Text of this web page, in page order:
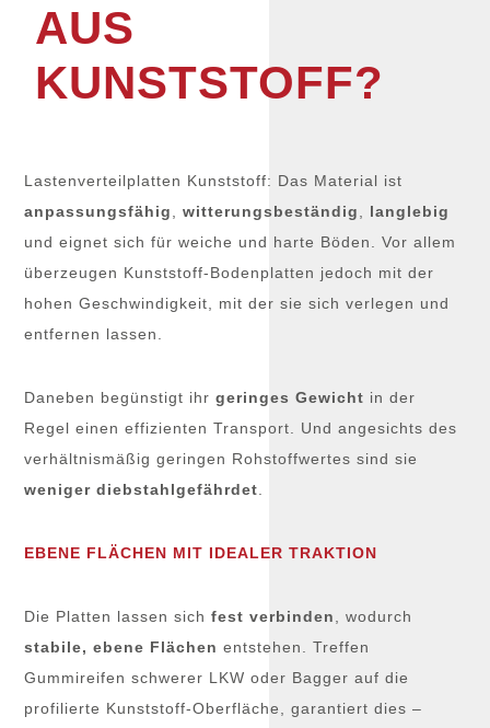
AUS
KUNSTSTOFF?
Lastenverteilplatten Kunststoff: Das Material ist
anpassungsfähig
,witterungsbeständig
langlebig
und eignet sich für weiche und harte Böden. Vor allem
überzeugen Kunststoff-Bodenplatten jedoch mit der
hohen Geschwindigkeit, mit der sie sich verlegen und
entfernen lassen.
Daneben begünstigt ihrgeringes Gewicht in der
Regel einen effizienten Transport. Und angesichts des
verhältnismäßig geringen Rohstoffwertes sind sie
weniger diebstahlgefährdet
EBENE FLÄCHEN MIT IDEALER TRAKTION
Die Platten lassen sichfest verbinden
, wodurch
stabile, ebene Flächen entstehen. Treffen
Gummireifen schwerer LKW oder Bagger auf die
profilierte Kunststoff-Oberfläche, garantiert dies –